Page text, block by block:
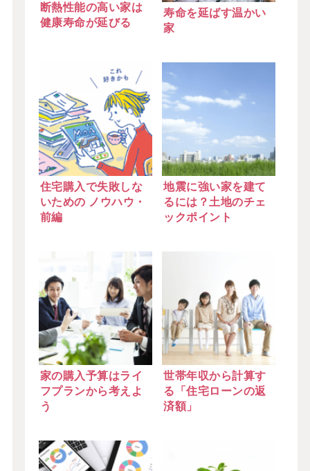
断熱性能の高い家は
健康寿命が延びる
寿命を延ばす温かい
家
住宅購入で失敗しな
いための ノウハウ・
前編
地震に強い家を建て
るには？土地のチェ
ックポイント
家の購入予算はライ
フプランから考えよ
う
世帯年収から計算す
る「住宅ローンの返
済額」